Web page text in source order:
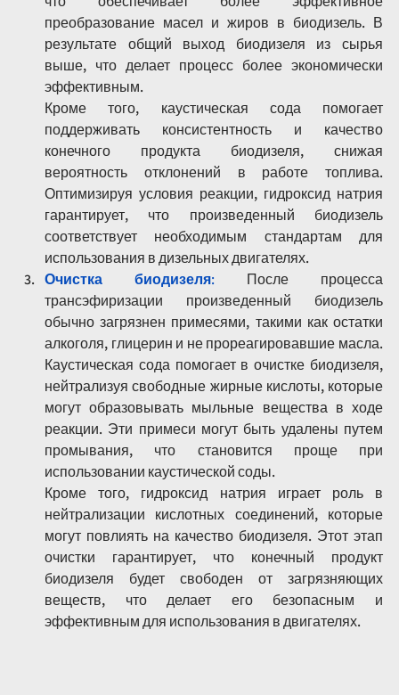
преобразование масел и жиров в биодизель. В
результате общий выход биодизеля из сырья
выше, что делает процесс более экономически
эффективным.
Кроме того, каустическая сода помогает
поддерживать консистентность и качество
конечного продукта биодизеля, снижая
вероятность отклонений в работе топлива.
Оптимизируя условия реакции, гидроксид натрия
гарантирует, что произведенный биодизель
соответствует необходимым стандартам для
использования в дизельных двигателях.
Очистка биодизеля: После процесса
трансэфиризации произведенный биодизель
обычно загрязнен примесями, такими как остатки
алкоголя, глицерин и не прореагировавшие масла.
Каустическая сода помогает в очистке биодизеля,
нейтрализуя свободные жирные кислоты, которые
могут образовывать мыльные вещества в ходе
реакции. Эти примеси могут быть удалены путем
промывания, что становится проще при
использовании каустической соды.
Кроме того, гидроксид натрия играет роль в
нейтрализации кислотных соединений, которые
могут повлиять на качество биодизеля. Этот этап
очистки гарантирует, что конечный продукт
биодизеля будет свободен от загрязняющих
веществ, что делает его безопасным и
эффективным для использования в двигателях.